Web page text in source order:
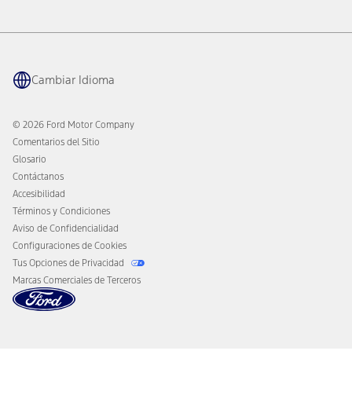
Beneficios para Propietarios
Ford Heritage Vault
Cupones y Ofertas
Aviso al Consumidor de California
Desconectar el Acceso Remoto al Vehículo
Cambiar Idioma
© 2026 Ford Motor Company
Comentarios del Sitio
Glosario
Contáctanos
Accesibilidad
Términos y Condiciones
Aviso de Confidencialidad
Configuraciones de Cookies
Tus Opciones de Privacidad
Marcas Comerciales de Terceros